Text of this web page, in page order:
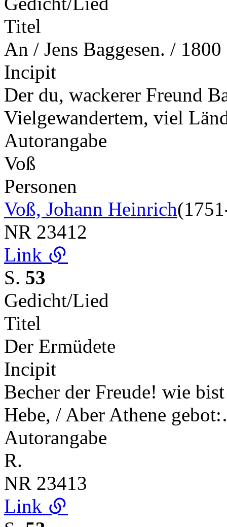
Titel
An / Jens Baggesen. / 1800
Incipit
Der du, wackerer Freund
Vielgewandertem, viel
Autorangabe
Voß
Personen
Voß, Johann Heinrich
NR 23412
Link
S. 53
Gedicht/Lied
Titel
Der Ermüdete
Incipit
Becher der Freude! wie
Hebe, / Aber Athene
Autorangabe
R.
NR 23413
Link